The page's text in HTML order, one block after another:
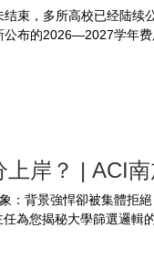
束，多所高校已经陆续
公布的2026—2027学年
上岸？ | ACI
：背景強悍卻被集體拒
為您揭秘大學篩選邏輯